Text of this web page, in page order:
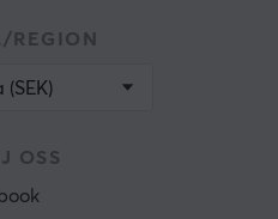
REGION
(SEK)
OSS